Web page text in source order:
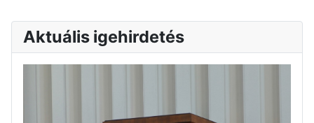
Aktuális igehirdetés